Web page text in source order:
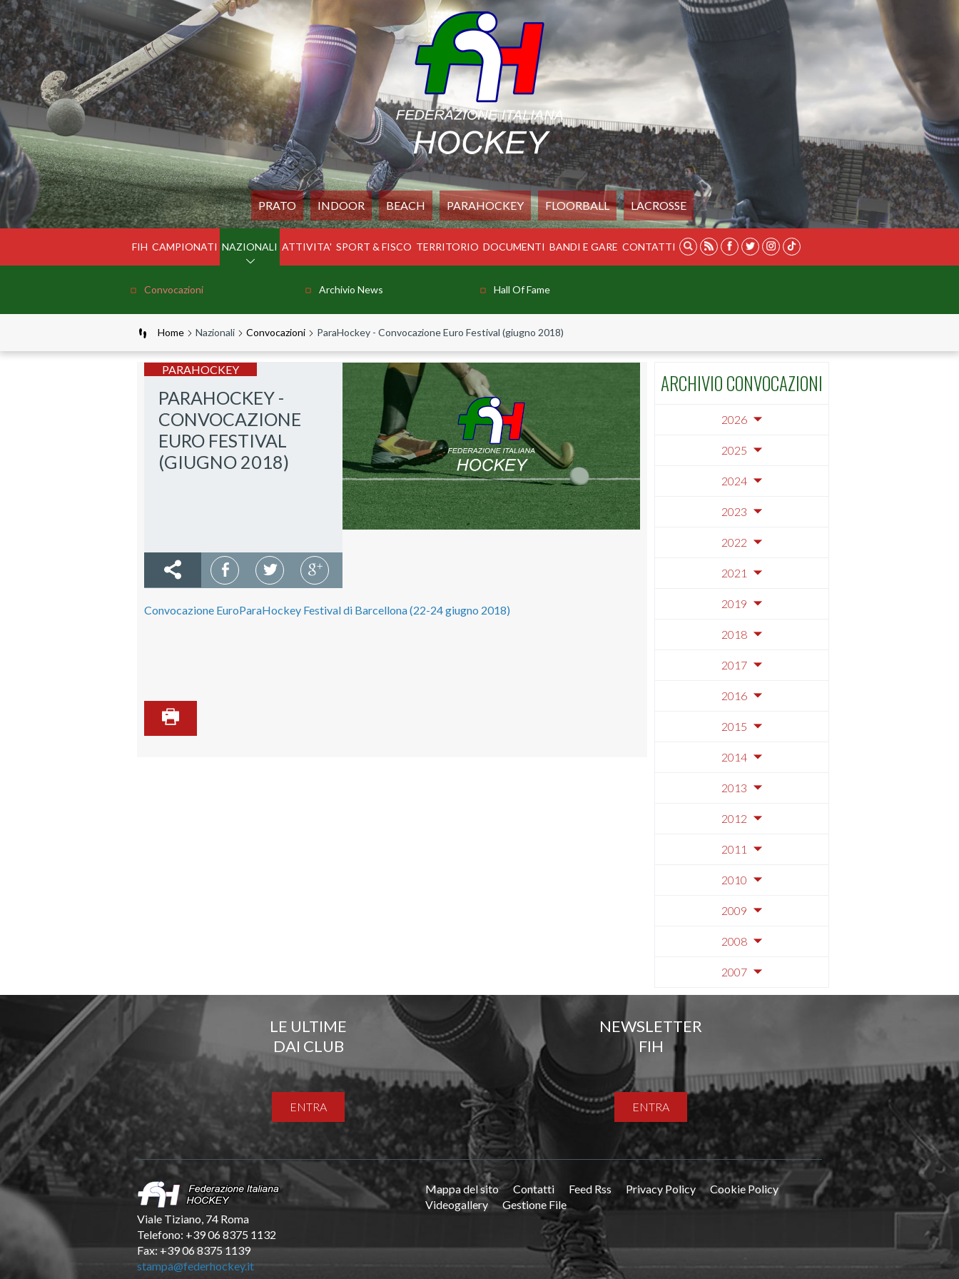
PRATO INDOOR BEACH PARAHOCKEY FLOORBALL LACROSSE
FIH CAMPIONATI NAZIONALI ATTIVITA' SPORT & FISCO TERRITORIO DOCUMENTI BANDI E GARE CONTATTI
Convocazioni Archivio News Hall Of Fame
Home Nazionali Convocazioni ParaHockey - Convocazione Euro Festival (giugno 2018)
PARAHOCKEY -
CONVOCAZIONE
EURO FESTIVAL
(GIUGNO 2018)
PARAHOCKEY
Convocazione EuroParaHockey Festival di Barcellona (22-24 giugno 2018)
ARCHIVIO CONVOCAZIONI
2026
2025
2024
2023
2022
2021
2019
2018
2017
2016
2015
2014
2013
2012
2011
2010
2009
2008
2007
LE ULTIME
DAI CLUB
ENTRA
NEWSLETTER
FIH
ENTRA
Viale Tiziano, 74 Roma
Telefono: +39 06 8375 1132
Fax: +39 06 8375 1139
stampa@federhockey.it
Mappa del sito Contatti Feed Rss Privacy Policy
Cookie Policy
Videogallery
Gestione File